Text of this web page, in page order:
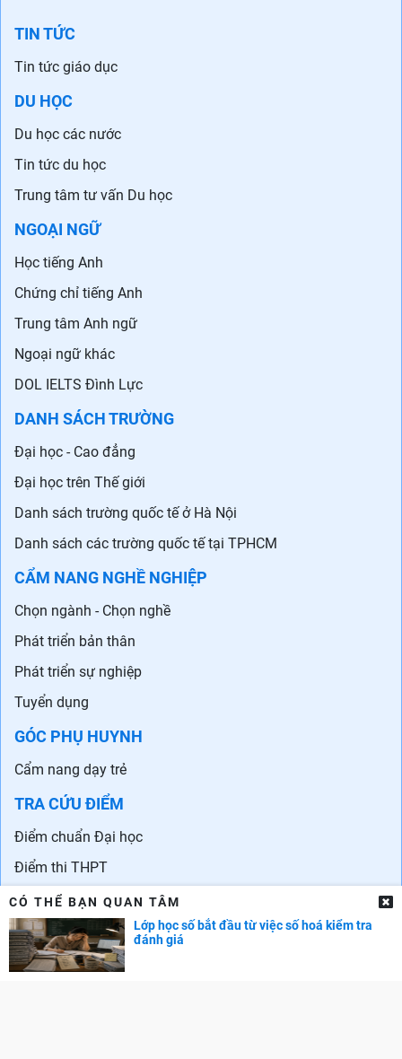
TIN TỨC
Tin tức giáo dục
DU HỌC
Du học các nước
Tin tức du học
Trung tâm tư vấn Du học
NGOẠI NGỮ
Học tiếng Anh
Chứng chỉ tiếng Anh
Trung tâm Anh ngữ
Ngoại ngữ khác
DOL IELTS Đình Lực
DANH SÁCH TRƯỜNG
Đại học - Cao đẳng
Đại học trên Thế giới
Danh sách trường quốc tế ở Hà Nội
Danh sách các trường quốc tế tại TPHCM
CẨM NANG NGHỀ NGHIỆP
Chọn ngành - Chọn nghề
Phát triển bản thân
Phát triển sự nghiệp
Tuyển dụng
GÓC PHỤ HUYNH
Cẩm nang dạy trẻ
TRA CỨU ĐIỂM
Điểm chuẩn Đại học
Điểm thi THPT
Điểm chuẩn lớp 10
CÓ THỂ BẠN QUAN TÂM
Lớp học số bắt đầu từ việc số hoá kiểm tra
đánh giá